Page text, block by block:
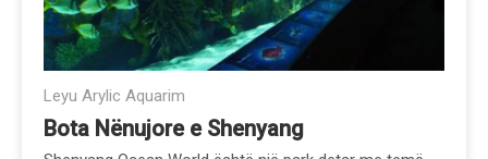
Leyu Arylic Aquarim
Bota Nënujore e Shenyang